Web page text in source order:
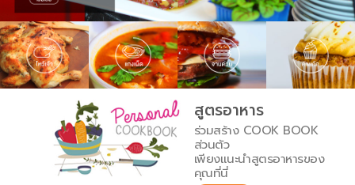
Top Foodie
สารพันก้นครัว
เคล็ดลับน่ารู้
เปรียบเทียบหน่วยการตวง
เปรียบเทียบอุณหภูมิ
เปรียบเทียบน้ำหนักวัตถุดิบ
FoodPedia
สร้าง Cookbook
สูตรอาหาร
ร่วมสร้าง COOK BOOK
ส่วนตัว
เพียงแนะนำสูตรอาหารของ
คุณที่นี่